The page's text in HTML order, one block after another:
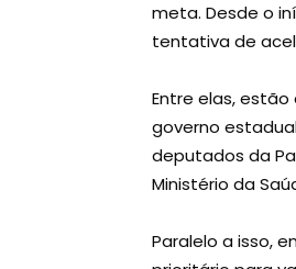
meta. Desde o
tentativa de
Entre elas,
governo
deputados da
Ministério da
Paralelo a isso,